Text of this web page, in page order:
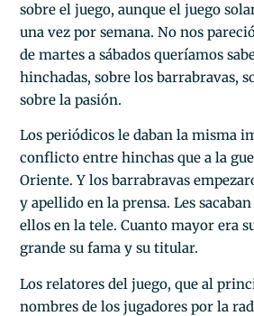
sobre el juego, aunque el juego
una vez por semana. No nos
de martes a sábados queríamos
hinchadas, sobre los barrabravas,
sobre la pasión.
Los periódicos le daban la misma
conflicto entre hinchas que a la
Oriente. Y los barrabravas
y apellido en la prensa. Les
ellos en la tele. Cuanto mayor era
grande su fama y su titular.
Los relatores del juego, que al
nombres de los jugadores por la